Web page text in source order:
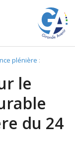
plénière :
le
du 24